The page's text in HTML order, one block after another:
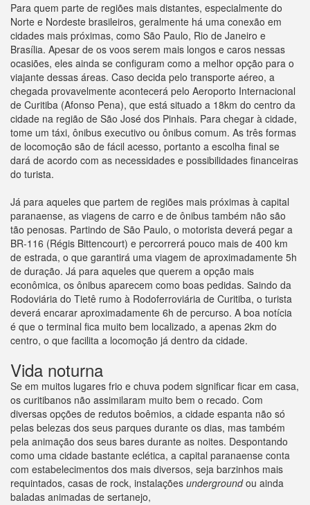
Para quem parte de regiões mais distantes, especialmente do
Norte e Nordeste brasileiros, geralmente há uma conexão em
cidades mais próximas, como São Paulo, Rio de Janeiro e
Brasília. Apesar de os voos serem mais longos e caros nessas
ocasiões, eles ainda se configuram como a melhor opção para o
viajante dessas áreas. Caso decida pelo transporte aéreo, a
chegada provavelmente acontecerá pelo Aeroporto Internacional
de Curitiba (Afonso Pena), que está situado a 18km do centro da
cidade na região de São José dos Pinhais. Para chegar à cidade,
tome um táxi, ônibus executivo ou ônibus comum. As três formas
de locomoção são de fácil acesso, portanto a escolha final se
dará de acordo com as necessidades e possibilidades financeiras
do turista.
Já para aqueles que partem de regiões mais próximas à capital
paranaense, as viagens de carro e de ônibus também não são
tão penosas. Partindo de São Paulo, o motorista deverá pegar a
BR-116 (Régis Bittencourt) e percorrerá pouco mais de 400 km
de estrada, o que garantirá uma viagem de aproximadamente 5h
de duração. Já para aqueles que querem a opção mais
econômica, os ônibus aparecem como boas pedidas. Saindo da
Rodoviária do Tietê rumo à Rodoferroviária de Curitiba, o turista
deverá encarar aproximadamente 6h de percurso. A boa notícia
é que o terminal fica muito bem localizado, a apenas 2km do
centro, o que facilita a locomoção já dentro da cidade.
Vida noturna
Se em muitos lugares frio e chuva podem significar ficar em casa,
os curitibanos não assimilaram muito bem o recado. Com
diversas opções de redutos boêmios, a cidade espanta não só
pelas belezas dos seus parques durante os dias, mas também
pela animação dos seus bares durante as noites. Despontando
como uma cidade bastante eclética, a capital paranaense conta
com estabelecimentos dos mais diversos, seja barzinhos mais
requintados, casas de rock, instalações undergroundou ainda
baladas animadas de sertanejo,